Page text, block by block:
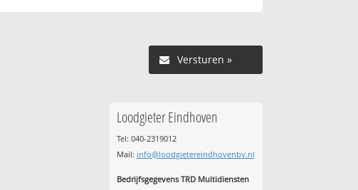
Versturen »
Loodgieter Eindhoven
Tel: 040-2319012
Mail: info@loodgietereindhovenbv.nl
Bedrijfsgegevens TRD Multidiensten